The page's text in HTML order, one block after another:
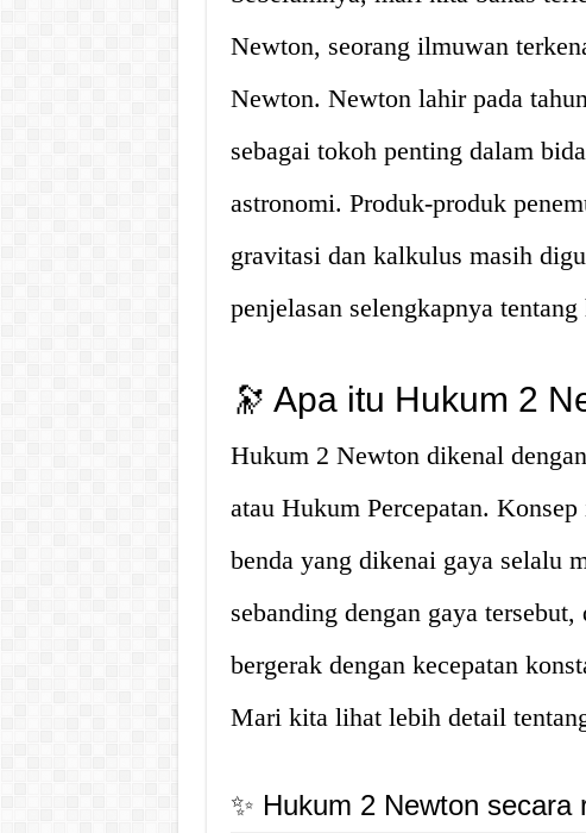
Newton, seorang ilmuwan
Newton. Newton lahir pada
sebagai tokoh penting dalam
astronomi. Produk-produk
gravitasi dan kalkulus masih
penjelasan selengkapnya
🔭 Apa itu Hukum 2
Hukum 2 Newton dikenal
atau Hukum Percepatan.
benda yang dikenai gaya selalu
sebanding dengan gaya
bergerak dengan kecepatan
Mari kita lihat lebih detail
✨ Hukum 2 Newton secara